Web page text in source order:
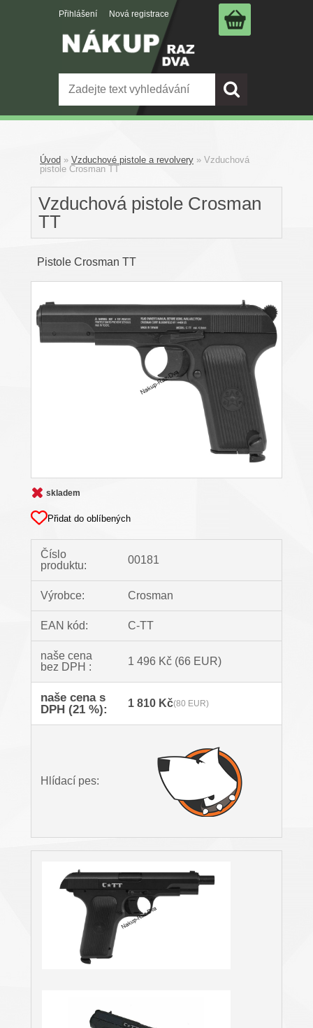
Přihlášení Nová registrace
Úvod » Vzduchové pistole a revolvery » Vzduchová
pistole Crosman TT
Vzduchová pistole Crosman
TT
Pistole Crosman TT
skladem
Přidat do oblíbených
Číslo
produktu:
00181
Výrobce: Crosman
EAN kód: C-TT
naše cena
bez DPH :
1 496 Kč (66 EUR)
naše cena s
DPH (21 %):
1 810 Kč(80 EUR)
Hlídací pes: